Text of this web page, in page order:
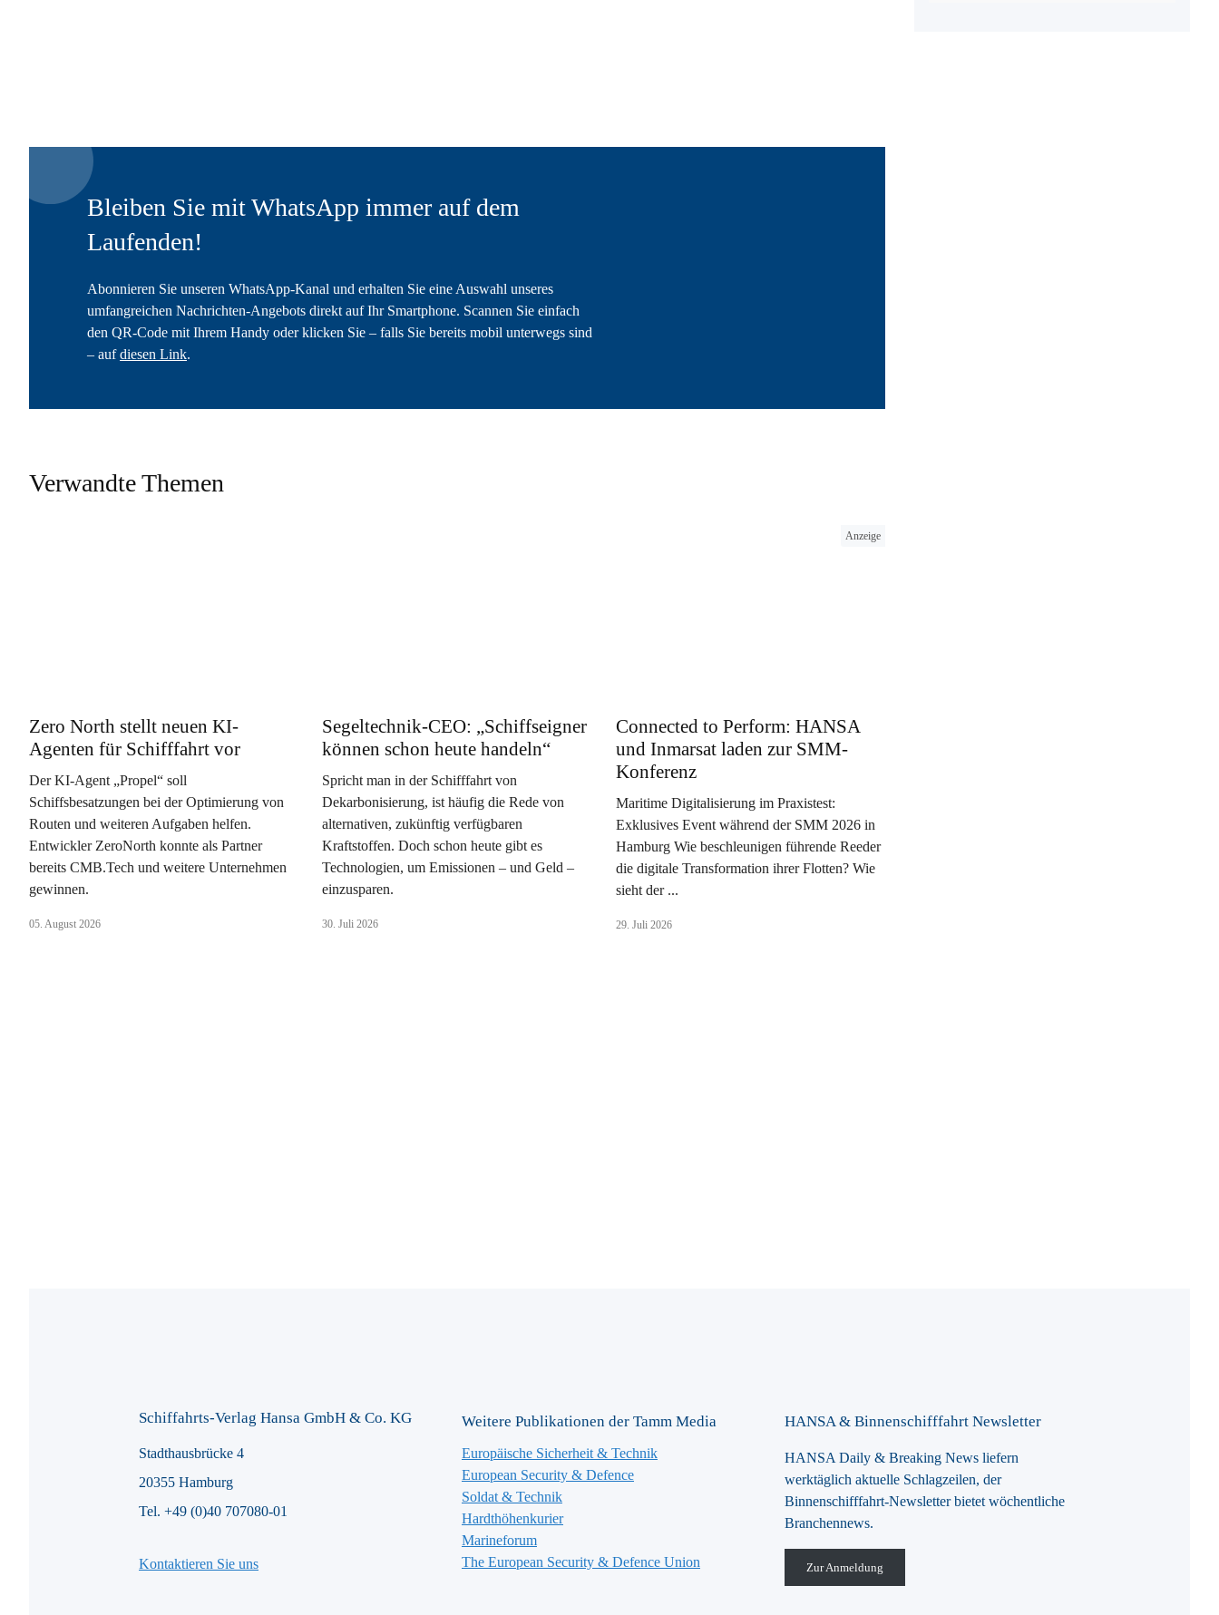
Bleiben Sie mit WhatsApp immer auf dem
Laufenden!
Abonnieren Sie unseren WhatsApp-Kanal und erhalten Sie eine Auswahl unseres
umfangreichen Nachrichten-Angebots direkt auf Ihr Smartphone. Scannen Sie einfach
den QR-Code mit Ihrem Handy oder klicken Sie – falls Sie bereits mobil unterwegs sind
– aufdiesen Link.
Verwandte Themen
Zero North stellt neuen KI-
Agenten für Schifffahrt vor
Der KI-Agent „Propel“ soll
Schiffsbesatzungen bei der Optimierung von
Routen und weiteren Aufgaben helfen.
Entwickler ZeroNorth konnte als Partner
bereits CMB.Tech und weitere Unternehmen
gewinnen.
05. August 2026
Segeltechnik-CEO: „Schiffseigner
können schon heute handeln“
Spricht man in der Schifffahrt von
Dekarbonisierung, ist häufig die Rede von
alternativen, zukünftig verfügbaren
Kraftstoffen. Doch schon heute gibt es
Technologien, um Emissionen – und Geld –
einzusparen.
30. Juli 2026
Anzeige
Connected to Perform: HANSA
und Inmarsat laden zur SMM-
Konferenz
Maritime Digitalisierung im Praxistest:
Exklusives Event während der SMM 2026 in
Hamburg Wie beschleunigen führende Reeder
die digitale Transformation ihrer Flotten? Wie
sieht der ...
29. Juli 2026
Schiffahrts-Verlag Hansa GmbH & Co. KG
Stadthausbrücke 4
20355 Hamburg
Tel. +49 (0)40 707080-01
Kontaktieren Sie uns
Weitere Publikationen der Tamm Media
Europäische Sicherheit & Technik
European Security & Defence
Soldat & Technik
Hardthöhenkurier
Marineforum
The European Security & Defence Union
HANSA & Binnenschifffahrt Newsletter
HANSA Daily & Breaking News liefern
werktäglich aktuelle Schlagzeilen, der
Binnenschifffahrt-Newsletter bietet wöchentliche
Branchennews.
Zur Anmeldung